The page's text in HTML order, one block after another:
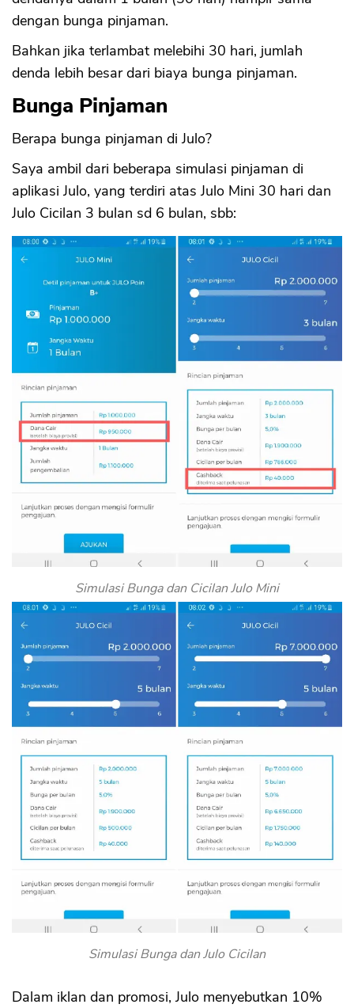
dengan bunga pinjaman.
Bahkan jika terlambat melebihi 30 hari, jumlah
denda lebih besar dari biaya bunga pinjaman.
Bunga Pinjaman
Berapa bunga pinjaman di Julo?
Saya ambil dari beberapa simulasi pinjaman di
aplikasi Julo, yang terdiri atas Julo Mini 30 hari dan
Julo Cicilan 3 bulan sd 6 bulan, sbb:
Simulasi Bunga dan Cicilan Julo Mini
Simulasi Bunga dan Julo Cicilan
Dalam iklan dan promosi, Julo menyebutkan 10%